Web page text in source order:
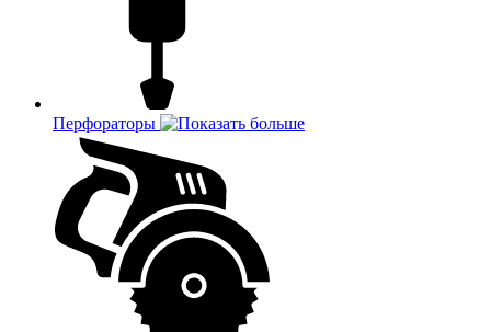
Перфораторы